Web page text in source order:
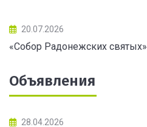
20.07.2026
«Собор Радонежских святых»
Объявления
28.04.2026